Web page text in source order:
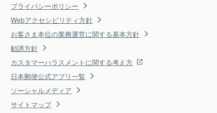
プライバシーポリシー
Webアクセシビリティ方針
お客さま本位の業務運営に関する基本方針
勧誘方針
カスタマーハラスメントに関する考え方
日本郵便公式アプリ一覧
ソーシャルメディア
サイトマップ